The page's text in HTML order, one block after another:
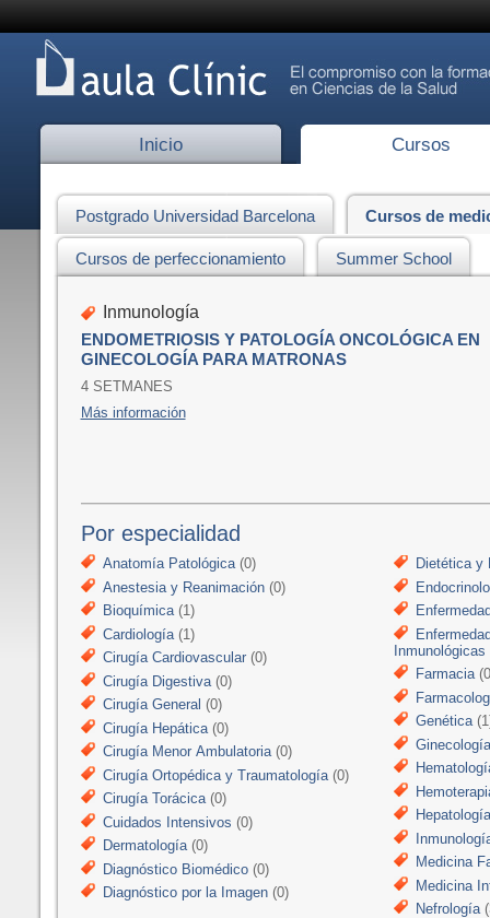
Inicio Cursos
Postgrado Universidad Barcelona Cursos de
Cursos de perfeccionamiento Summer School
Inmunología
ENDOMETRIOSIS Y PATOLOGÍA ONCOLÓGICA EN
GINECOLOGÍA PARA MATRONAS
4 SETMANES
Más información
Por especialidad
Anatomía Patológica(0)
Anestesia y Reanimación(0)
Bioquímica(1)
Cardiología(1)
Cirugía Cardiovascular(0)
Cirugía Digestiva(0)
Cirugía General (0)
Cirugía Hepática(0)
Cirugía Menor Ambulatoria(0)
Cirugía Ortopédica y Traumatología(0)
Cirugía Torácica(0)
Cuidados Intensivos (0)
Dermatología(0)
Diagnóstico Biomédico(0)
Diagnóstico por la Imagen(0)
Dietética y
Inmunológicas
Farmacia
Genética
Ginecología
Hepatología
Medicina
Medicina
Nefrología